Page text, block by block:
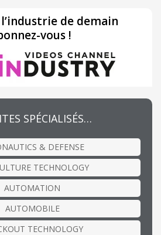
de demain
vous !
SPÉCIALISÉS…
& DEFENSE
TECHNOLOGY
AUTOMATION
AUTOMOBILE
TECHNOLOGY